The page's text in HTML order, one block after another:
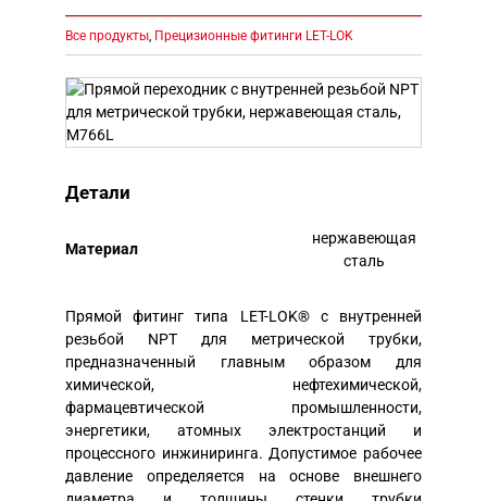
Все продукты, Прецизионные фитинги LET-LOK
Детали
Mатериал
нержавеющая
сталь
Прямой фитинг типа LET-LOK® с внутренней
резьбой NPT для метрической трубки,
предназначенный главным образом для
химической, нефтехимической,
фармацевтической промышленности,
энергетики, атомных электростанций и
процессного инжиниринга. Допустимое рабочее
давление определяется на основе внешнего